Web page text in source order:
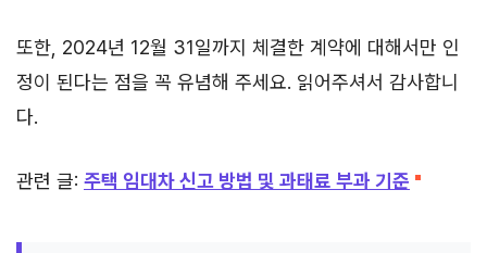
또한, 2024년 12월 31일까지 체결한 계약에 대해서만 인
정이 된다는 점을 꼭 유념해 주세요. 읽어주셔서 감사합니
다.
관련 글: 주택 임대차 신고 방법 및 과태료 부과 기준